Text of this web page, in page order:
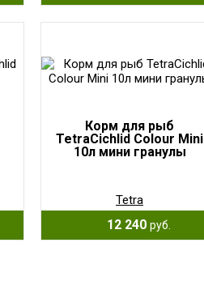
Корм для рыб
TetraCichlid Colour Mini
10л мини гранулы
Tetra
12 240 руб.